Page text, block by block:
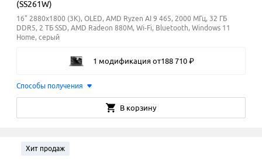
(SS261W)
16" 2880x1800 (3K), OLED, AMD Ryzen AI 9 465, 2000 МГц, 32 ГБ
DDR5, 2 ТБ SSD, AMD Radeon 880M, Wi-Fi, Bluetooth, Windows 11
Home, серый
1 модификация от188 710 ₽
Способы получения
В корзину
Хит продаж